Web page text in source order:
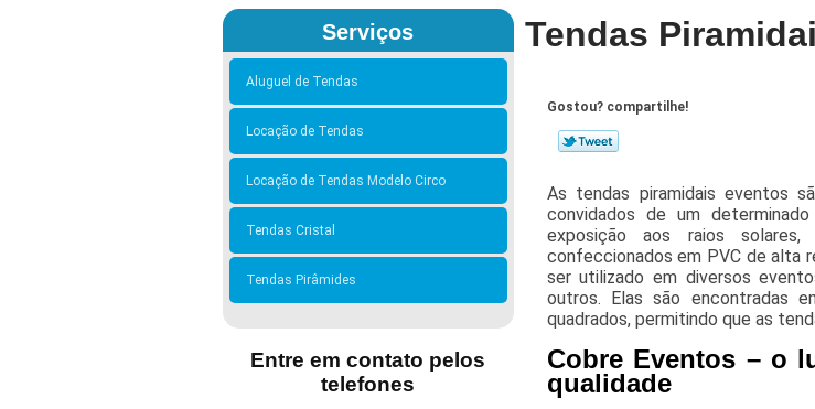
Serviços
Aluguel de Tendas
Locação de Tendas
Locação de Tendas Modelo Circo
Tendas Cristal
Tendas Pirâmides
Entre em contato pelos
telefones
Tendas
Gostou? compartilhe!
As tendas piramidais eventos
convidados de um
exposição aos raios
confeccionados em PVC de alta
ser utilizado em diversos
outros. Elas são encontradas
quadrados, permitindo que as
Cobre Eventos – o
qualidade